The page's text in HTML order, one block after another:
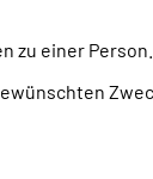
zu einer Person.